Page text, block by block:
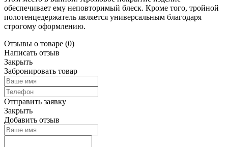
обеспечивает ему неповторимый блеск. Кроме того, тройной
полотенцедержатель является универсальным благодаря
строгому оформлению.
Отзывы о товаре (0)
Написать отзыв
Закрыть
Забронировать товар
Отправить заявку
Закрыть
Добавить отзыв